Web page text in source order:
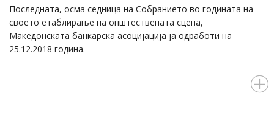
Последната, осма седница на Собранието во годината на
своето етаблирање на општествената сцена,
Македонската банкарска асоцијација ја одработи на
25.12.2018 година.